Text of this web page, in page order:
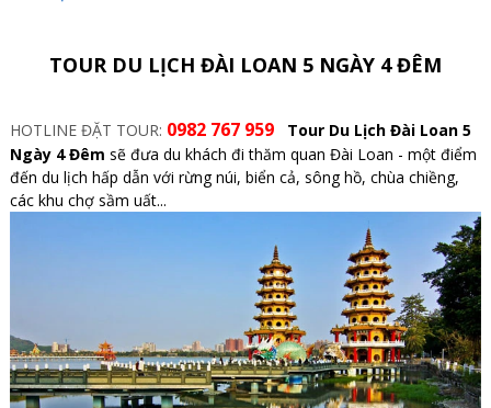
TOUR DU LỊCH ĐÀI LOAN 5 NGÀY 4 ĐÊM
HOTLINE ĐẶT TOUR: 0982 767 959
Tour Du Lịch Đài Loan 5
Ngày 4 Đêm sẽ đưa du khách đi thăm quan Đài Loan - một điểm
đến du lịch hấp dẫn với rừng núi, biển cả, sông hồ, chùa chiềng,
các khu chợ sầm uất...